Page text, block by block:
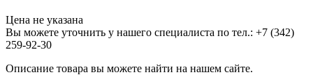
Цена не указана
Вы можете уточнить у нашего специалиста по тел.: +7 (342)
259-92-30
Описание товара вы можете найти на нашем сайте.